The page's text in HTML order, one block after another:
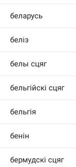
беларусь
беліз
белы сцяг
бельгійскі сцяг
бельгія
бенін
бермудскі сцяг